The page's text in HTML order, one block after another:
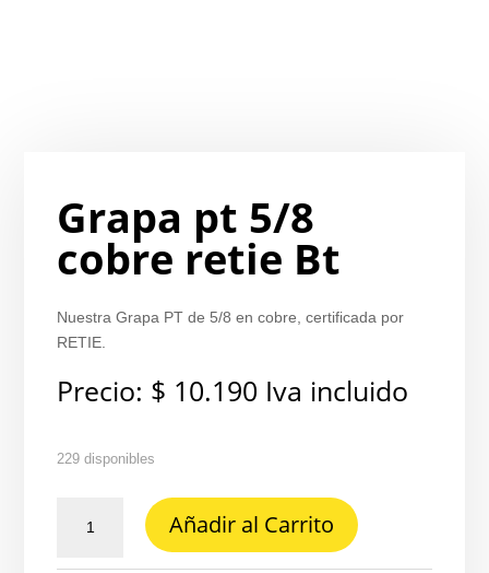
Grapa pt 5/8
cobre retie Bt
Nuestra Grapa PT de 5/8 en cobre, certificada por
RETIE.
Precio: $ 10.190 Iva incluido
229 disponibles
Añadir al Carrito